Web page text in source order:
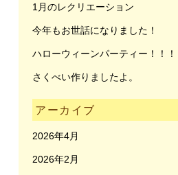
1月のレクリエーション
今年もお世話になりました！
ハローウィーンパーティー！！！
さくべい作りましたよ。
アーカイブ
2026年4月
2026年2月